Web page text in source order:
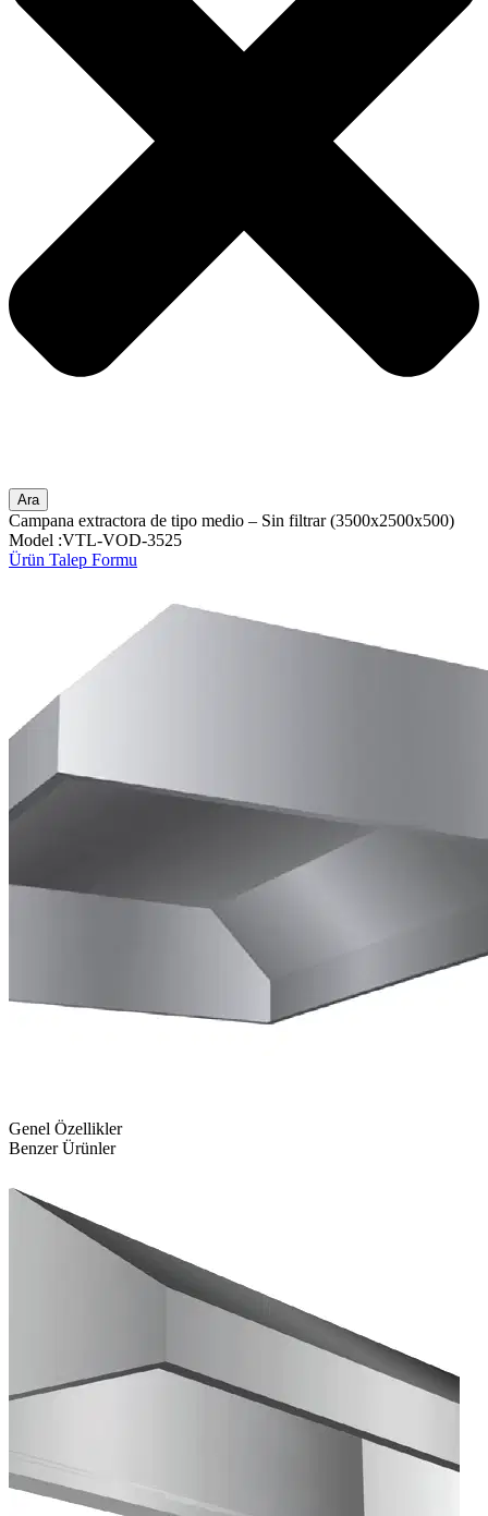
Ara
Campana extractora de tipo medio – Sin filtrar (3500x2500x500)
Model :VTL-VOD-3525
Ürün Talep Formu
Genel Özellikler
Benzer Ürünler